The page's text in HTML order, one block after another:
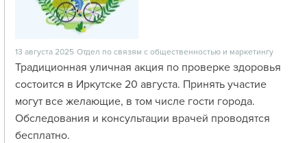
13 августа 2025 Отдел по связям с общественностью и маркетингу
Традиционная уличная акция по проверке здоровья
состоится в Иркутске 20 августа. Принять участие
могут все желающие, в том числе гости города.
Обследования и консультации врачей проводятся
бесплатно.